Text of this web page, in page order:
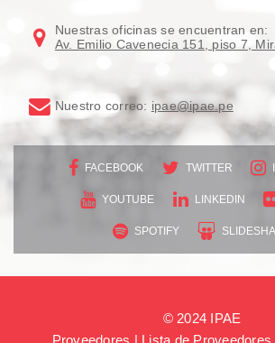
Nuestras oficinas se encuentran en:
Av. Emilio Cavenecia 151, piso 7,
Nuestro correo: ipae@ipae.pe
FACEBOOK TWITTER
YOUTUBE LINKEDIN
SPOTIFY
© 2024 IPAE